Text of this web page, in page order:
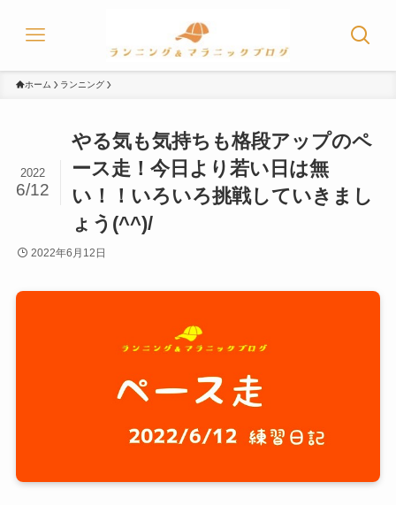
ホーム ランニング
やる気も気持ちも格段アップのペ
ース走！今日より若い日は無
い！！いろいろ挑戦していきまし
ょう(^^)/
2022
6/12
2022年6月12日